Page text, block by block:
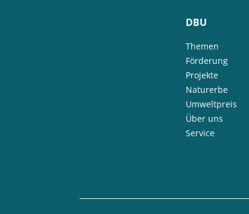
DBU
Themen
Förderung
Projekte
Naturerbe
Umweltpreis
Über uns
Service